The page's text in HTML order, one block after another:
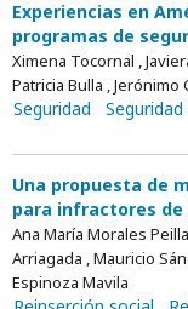
Experiencias en
programas de
Ximena Tocornal ,
Patricia Bulla ,
Seguridad
Una propuesta de
para infractores de
Ana María Morales
Arriagada , Mauricio
Espinoza Mavila